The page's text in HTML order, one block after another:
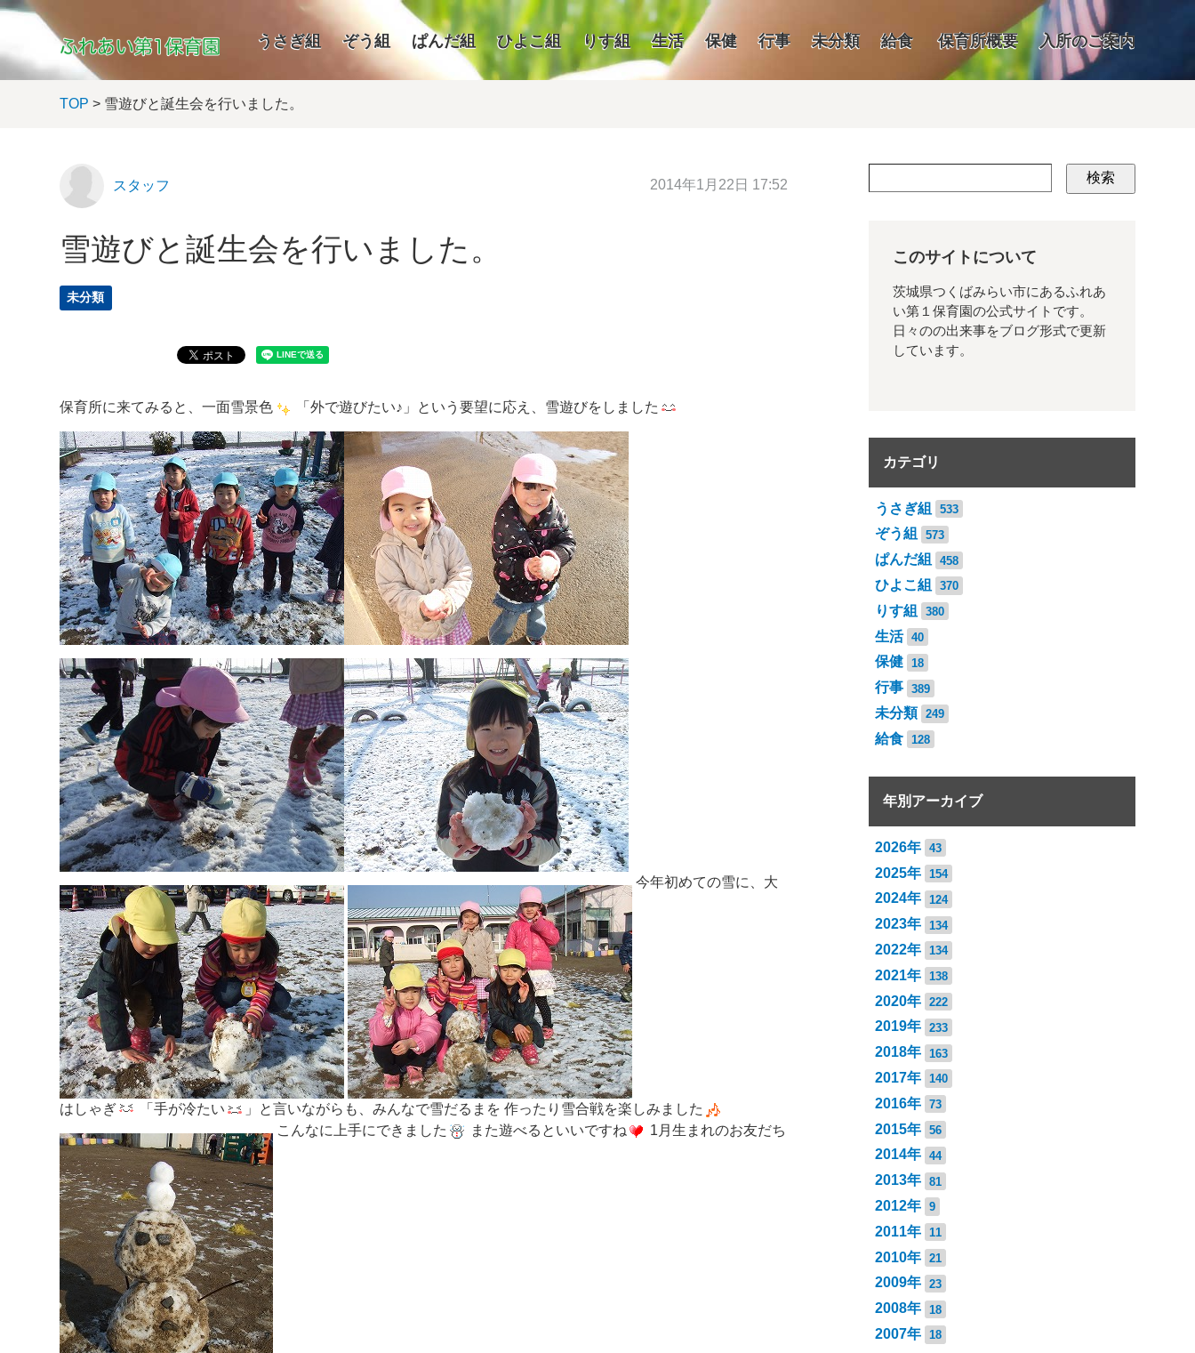
うさぎ組 ぞう組 ぱんだ組 ひよこ組 りす組 生活 保健 行事 未分類 給食 保育所概要 入所のご案内
TOP > 雪遊びと誕生会を行いました。
スタッフ 2014年1月22日 17:52
雪遊びと誕生会を行いました。
未分類
保育所に来てみると、一面雪景色 「外で遊びたい♪」という要望に応え、雪遊びをしました
今年初めての雪に、大
はしゃぎ 「手が冷たい
」と言いながらも、みんなで雪だるまを 作ったり雪合戦を楽しみました
こんなに上手にできました
また遊べるといいですね 1月生まれのお友だち
検索
このサイトについて
茨城県つくばみらい市にあるふれあ
い第１保育園の公式サイトです。
日々のの出来事をブログ形式で更新
しています。
カテゴリ
うさぎ組 533
ぞう組 573
ぱんだ組 458
ひよこ組 370
りす組 380
生活 40
保健 18
行事 389
未分類 249
給食 128
年別アーカイブ
2026年 43
2025年 154
2024年 124
2023年 134
2022年 134
2021年 138
2020年 222
2019年 233
2018年 163
2017年 140
2016年 73
2015年 56
2014年 44
2013年 81
2012年 9
2011年 11
2010年 21
2009年 23
2008年 18
2007年 18